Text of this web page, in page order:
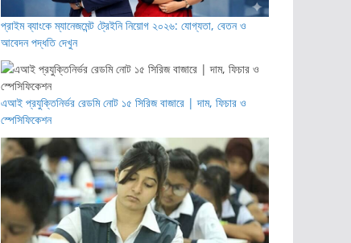
প্রাইম ব্যাংকে ম্যানেজমেন্ট ট্রেইনি নিয়োগ ২০২৬: যোগ্যতা, বেতন ও
আবেদন পদ্ধতি দেখুন
এআই প্রযুক্তিনির্ভর রেডমি নোট ১৫ সিরিজ বাজারে | দাম, ফিচার ও
স্পেসিফিকেশন